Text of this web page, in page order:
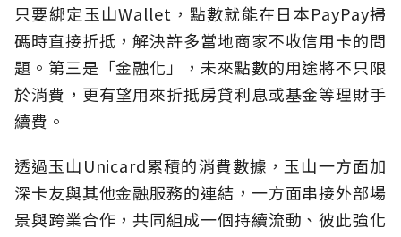
只要綁定玉山Wallet，點數就能在日本PayPay掃
碼時直接折抵，解決許多當地商家不收信用卡的問
題。第三是「金融化」，未來點數的用途將不只限
於消費，更有望用來折抵房貸利息或基金等理財手
續費。
透過玉山Unicard累積的消費數據，玉山一方面加
深卡友與其他金融服務的連結，一方面串接外部場
景與跨業合作，共同組成一個持續流動、彼此強化